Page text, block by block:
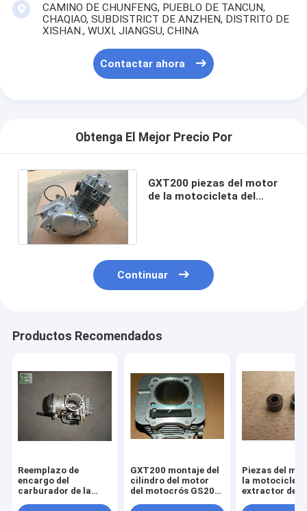
CAMINO DE CHUNFENG, PUEBLO DE TANCUN,
CHAQIAO, SUBDISTRICT DE ANZHEN, DISTRITO DE
XISHAN., WUXI, JIANGSU, CHINA
Contactar ahora
Obtenga El Mejor Precio Por
GXT200 piezas del motor
de la motocicleta del
Continuar
Productos Recomendados
Reemplazo de
encargo del
carburador de la
GXT200 montaje del
cilindro del motor
del motocrós GS200,
Piezas del
la
extractor de la